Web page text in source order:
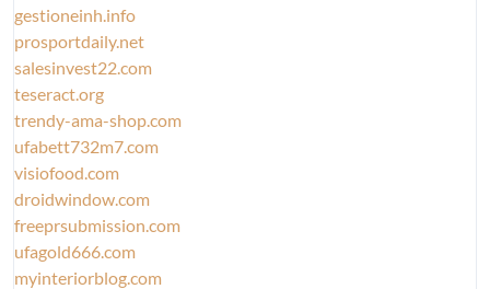
gestioneinh.info
prosportdaily.net
salesinvest22.com
teseract.org
trendy-ama-shop.com
ufabett732m7.com
visiofood.com
droidwindow.com
freeprsubmission.com
ufagold666.com
myinteriorblog.com